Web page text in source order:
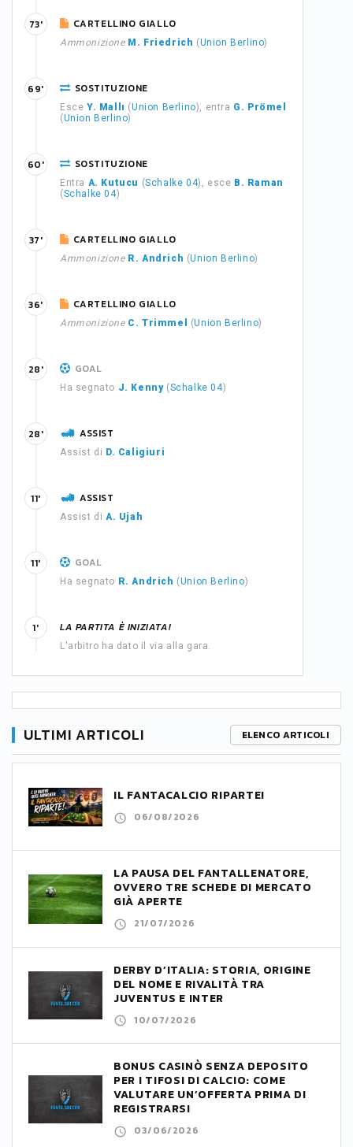
CARTELLINO GIALLO
Ammonizione M. Friedrich (Union Berlino)
73'
SOSTITUZIONE
Esce Y. Mallı (Union Berlino), entra G. Prömel
(Union Berlino)
69'
SOSTITUZIONE
Entra A. Kutucu (Schalke 04), esce B. Raman
(Schalke 04)
60'
CARTELLINO GIALLO
Ammonizione R. Andrich (Union Berlino)
37'
CARTELLINO GIALLO
Ammonizione C. Trimmel (Union Berlino)
36'
GOAL
Ha segnato J. Kenny(Schalke 04)
28'
ASSIST
Assist di D. Caligiuri
28'
ASSIST
Assist di A. Ujah
11'
GOAL
Ha segnato R. Andrich (Union Berlino)
11'
LA PARTITA È INIZIATA!
L'arbitro ha dato il via alla gara.
1'
ULTIMI ARTICOLI ELENCO ARTICOLI
IL FANTACALCIO RIPARTE!
06/08/2026
LA PAUSA DEL FANTALLENATORE,
OVVERO TRE SCHEDE DI MERCATO
GIÀ APERTE
21/07/2026
DERBY D’ITALIA: STORIA, ORIGINE
DEL NOME E RIVALITÀ TRA
JUVENTUS E INTER
10/07/2026
BONUS CASINÒ SENZA DEPOSITO
PER I TIFOSI DI CALCIO: COME
VALUTARE UN’OFFERTA PRIMA DI
REGISTRARSI
03/06/2026